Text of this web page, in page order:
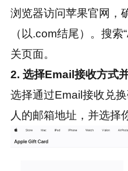
浏览器访问苹果官网，
（以.com结尾）。搜索
关页面。
2. 选择Email接收方式
选择通过Email接收兑
人的邮箱地址，并选择